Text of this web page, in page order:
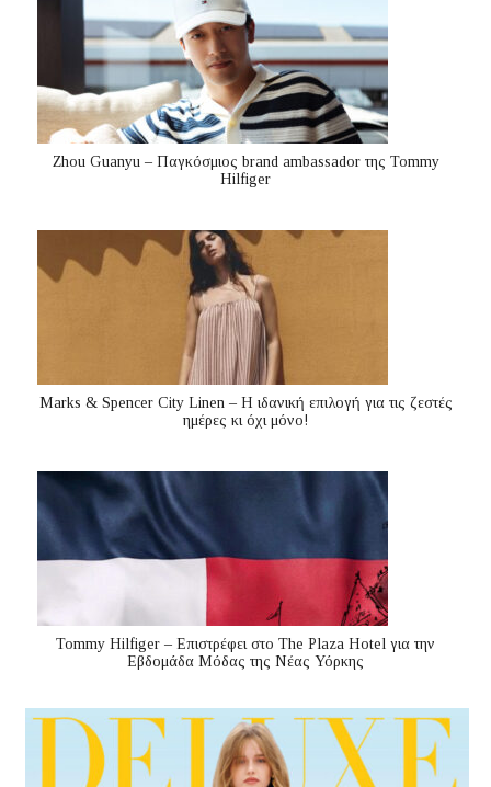
Zhou Guanyu – Παγκόσμιος brand ambassador της Tommy
Hilfiger
Marks & Spencer City Linen – Η ιδανική επιλογή για τις ζεστές
ημέρες κι όχι μόνο!
Tommy Hilfiger – Επιστρέφει στο The Plaza Hotel για την
Εβδομάδα Μόδας της Νέας Υόρκης